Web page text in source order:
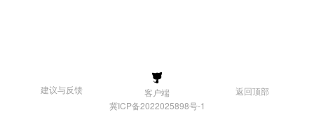
建议与反馈 客户端
返回顶部
冀ICP备2022025898号-1